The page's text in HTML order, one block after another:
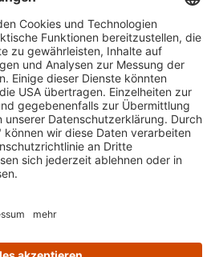
Barrierefreiheit